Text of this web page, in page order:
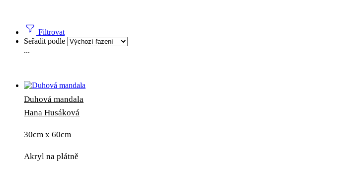
Filtrovat
Seřadit podle
...
Duhová mandala
Hana Husáková
30cm x 60cm
Akryl na plátně